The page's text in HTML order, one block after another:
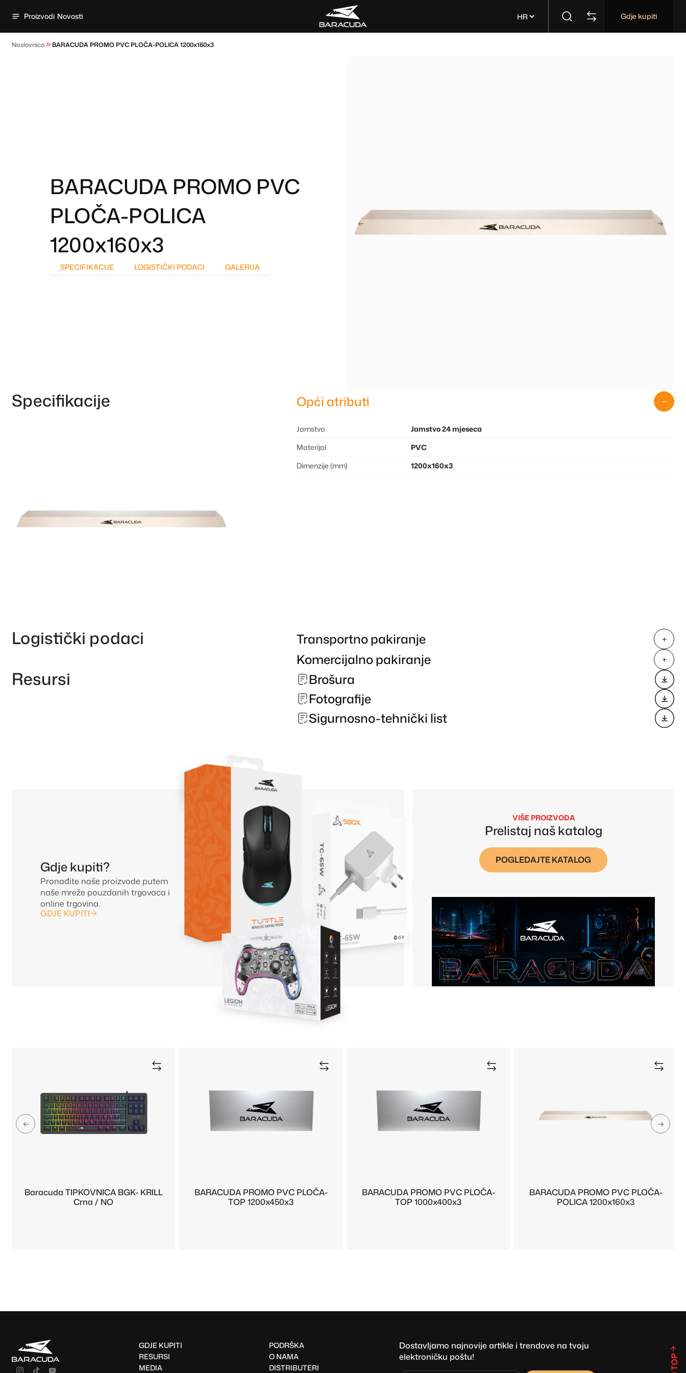
Proizvodi Novosti Gdje kupiti
Naslovnica BARACUDA PROMO PVC PLOČA-POLICA 1200x160x3
BARACUDA PROMO PVC
PLOČA-POLICA
1200x160x3
SPECIFIKACIJE LOGISTIČKI PODACI GALERIJA
Specifikacije Opći atributi
Jamstvo
Jamstvo 24 mjeseca
Materijal
PVC
Dimenzije (mm)
1200x160x3
Logistički podaci
Transportno pakiranje
Komercijalno pakiranje
Resursi
Brošura
Fotografije
Sigurnosno-tehnički list
Pronađite naše proizvode putem
naše mreže pouzdanih trgovaca i
online trgovina.
Gdje kupiti?
GDJE KUPITI
VIŠE PROIZVODA
Prelistaj naš katalog
POGLEDAJTE KATALOG
Baracuda TIPKOVNICA BGK- KRILL
Crna / NO
BARACUDA PROMO PVC PLOČA-
TOP 1200x450x3
BARACUDA PROMO PVC PLOČA-
TOP 1000x400x3
BARACUDA PROMO PVC PLOČA-
POLICA 1200x160x3
GDJE KUPITI
RESURSI
MEDIA
PODRŠKA
O NAMA
DISTRIBUTERI
Dostavljamo najnovije artikle i trendove na tvoju
elektroničku poštu!